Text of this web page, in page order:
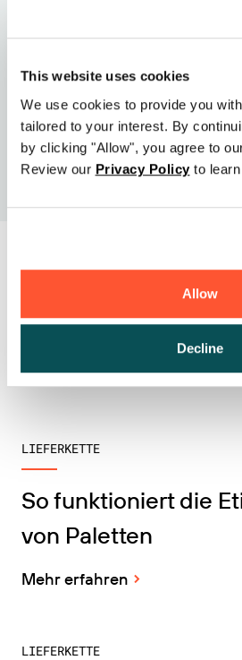
This website uses cookies
We use cookies to provide you
tailored to your interest. By
by clicking "Allow", you agree to
Review our Privacy Policy to
Allow
Decline
Verwandte
Alle Erfolgsgeschichten
LIEFERKETTE
So funktioniert die
von Paletten
Mehr erfahren
LIEFERKETTE